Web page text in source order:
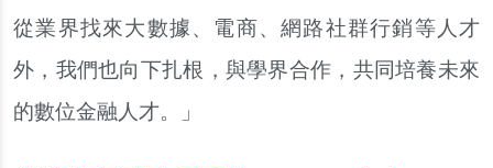
從業界找來大數據、電商、網路社群行銷等人才
外，我們也向下扎根，與學界合作，共同培養未來
的數位金融人才。」